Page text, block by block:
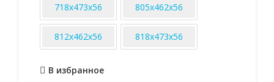
718х473х56 805х462х56
812х462х56 818х473х56
В избранное